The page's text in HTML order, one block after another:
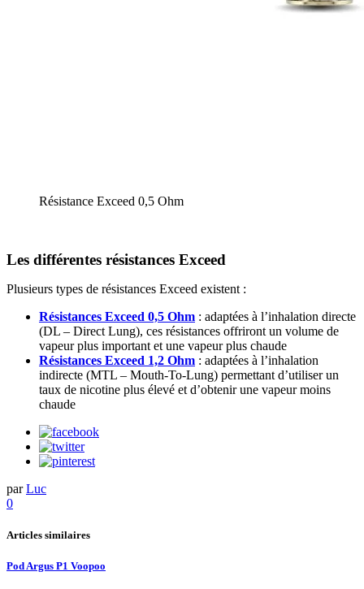
Résistance Exceed 0,5 Ohm
Les différentes résistances Exceed
Plusieurs types de résistances Exceed existent :
Résistances Exceed 0,5 Ohm : adaptées à l’inhalation directe
(DL – Direct Lung), ces résistances offriront un volume de
vapeur plus important et une vapeur plus chaude
Résistances Exceed 1,2 Ohm : adaptées à l’inhalation
indirecte (MTL – Mouth-To-Lung) permettant d’utiliser un
taux de nicotine plus élevé et d’obtenir une vapeur moins
chaude
par Luc
0
Articles similaires
Pod Argus P1 Voopoo